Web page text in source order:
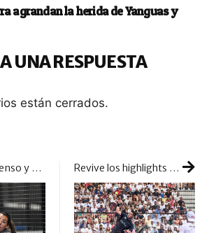
agrandan la herida de Yanguas y
UNA RESPUESTA
están cerrados.
Comienzo intenso y de rápida definición para las pre-previas femeninas en Suecia Revive los highlights de la final masculina de Cascais